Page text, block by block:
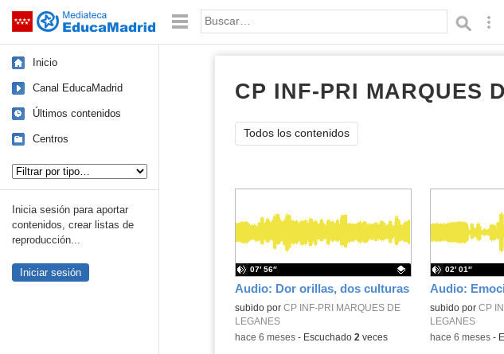
Saltar navegación Palabra o frase:
Inicio
Canal EducaMadrid
Últimos contenidos
Centros
Inicia sesión para aportar
contenidos, crear listas de
reproducción...
Iniciar sesión
CP INF-PRI MARQUES
Todos los contenidos
Audio: Dor orillas, dos culturas
Contenido educativo.
subido por CP INF-PRI MARQUES DE
LEGANES
07′ 56″
-hace 6 meses- Escuchado 2 veces
Audio:
Contenido
subido por CP
LEGANES
02′ 01″
-hace 6 meses-